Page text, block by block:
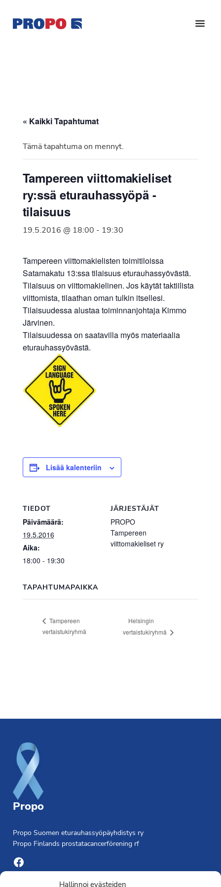
Hallinnoi evästeiden
pääsisältöön
alatunnisteeseen
Ry
vuonna
Suomen
Syöpäyhdistyksen
jäsenjärjestö.
« Kaikki Tapahtumat
Tämä tapahtuma on mennyt.
Tampereen viittomakieliset
ry:ssä eturauhassyöpä -
tilaisuus
19.5.2016 @ 18:00 - 19:30
Tampereen viittomakielisten toimitiloissa
Satamakatu 13:ssa tilaisuus eturauhassyövästä.
Tilaisuus on viittomakielinen. Jos käytät taktiilista
viittomista, tilaathan oman tulkin itsellesi.
Tilaisuudessa alustaa toiminnanjohtaja Kimmo
Järvinen.
Tilaisuudessa on saatavilla myös materiaalia
eturauhassyövästä.
Lisää kalenteriin
TIEDOT
Päivämäärä:
19.5.2016
Aika:
18:00 - 19:30
JÄRJESTÄJÄT
PROPO
Tampereen
viittomakieliset ry
TAPAHTUMAPAIKKA
Tampereen
vertaistukiryhmä
Helsingin
vertaistukiryhmä
Propo
Propo Suomen eturauhassyöpäyhdistys ry
Propo Finlands prostatacancerförening rf
Facebook